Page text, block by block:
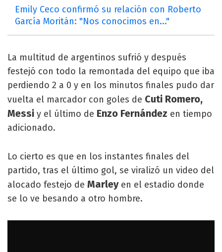
Emily Ceco confirmó su relación con Roberto
García Moritán: "Nos conocimos en..."
La multitud de argentinos sufrió y después
festejó con todo la remontada del equipo que iba
perdiendo 2 a 0 y en los minutos finales pudo dar
vuelta el marcador con goles de Cuti Romero,
Messi y el último de Enzo Fernández en tiempo
adicionado.
Lo cierto es que en los instantes finales del
partido, tras el último gol, se viralizó un video del
alocado festejo de Marleyen el estadio donde
se lo ve besando a otro hombre.